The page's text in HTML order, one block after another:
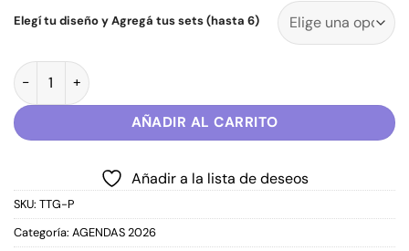
Elegí tu diseño y Agregá tus sets (hasta 6)
Agendas A5 Perpetuas | Personalizá tu futuro TIME TO GROW
AÑADIR AL CARRITO
Añadir a la lista de deseos
SKU: TTG-P
Categoría: AGENDAS 2026